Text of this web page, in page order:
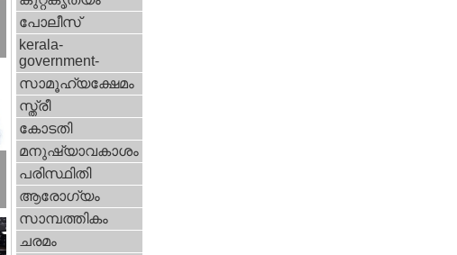
പോലീസ്‌
kerala-
government-
സാമൂഹ്യക്ഷേമം
സ്ത്രീ
കോടതി
മനുഷ്യാവകാശം
പരിസ്ഥിതി
ആരോഗ്യം
സാമ്പത്തികം
ചരമം